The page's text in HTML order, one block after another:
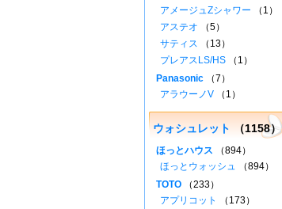
アメージュZシャワー （1）
アステオ （5）
サティス （13）
プレアスLS/HS （1）
Panasonic （7）
アラウーノV （1）
ウォシュレット （1158）
ほっとハウス （894）
ほっとウォッシュ （894）
TOTO （233）
アプリコット
（173）